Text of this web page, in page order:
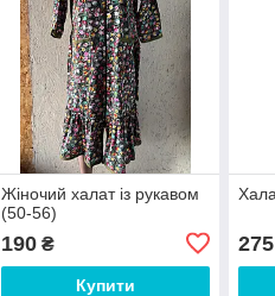
Жіночий халат із рукавом
(50-56)
190₴
Купити
275